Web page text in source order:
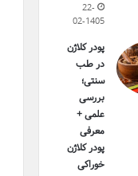
22-
02-1405
پودر کلاژن
در طب
سنتی؛
بررسی
علمی +
معرفی
پودر کلاژن
خوراکی